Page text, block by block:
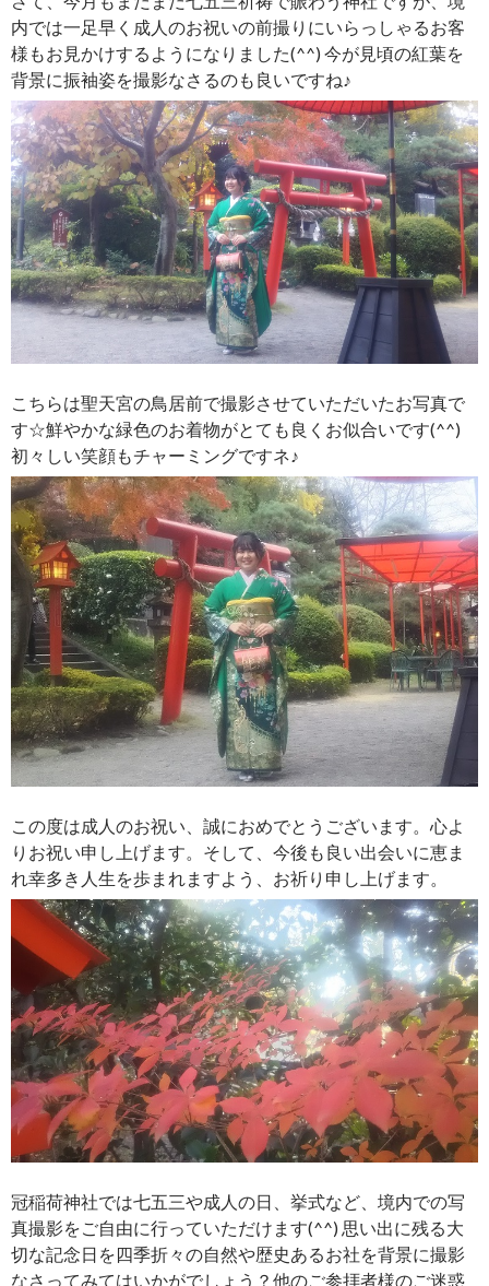
内では一足早く成人のお祝いの前撮りにいらっしゃるお客
様もお見かけするようになりました(^^) 今が見頃の紅葉を
背景に振袖姿を撮影なさるのも良いですね♪
こちらは聖天宮の鳥居前で撮影させていただいたお写真で
す☆鮮やかな緑色のお着物がとても良くお似合いです(^^)
初々しい笑顔もチャーミングですネ♪
この度は成人のお祝い、誠におめでとうございます。心よ
りお祝い申し上げます。そして、今後も良い出会いに恵ま
れ幸多き人生を歩まれますよう、お祈り申し上げます。
冠稲荷神社では七五三や成人の日、挙式など、境内での写
真撮影をご自由に行っていただけます(^^) 思い出に残る大
切な記念日を四季折々の自然や歴史あるお社を背景に撮影
なさってみてはいかがでしょう？他のご参拝者様のご迷惑